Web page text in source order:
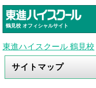
鶴見校 オフィシャルサイト
東進ハイスクール 鶴見校
サイトマップ